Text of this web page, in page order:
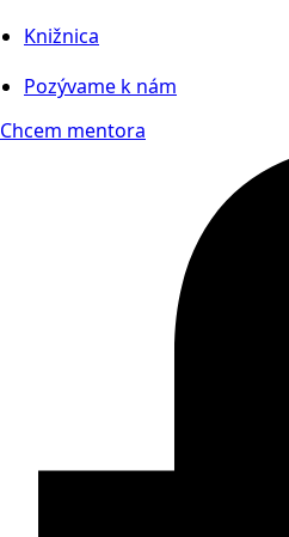
Knižnica
Pozývame k nám
Chcem mentora